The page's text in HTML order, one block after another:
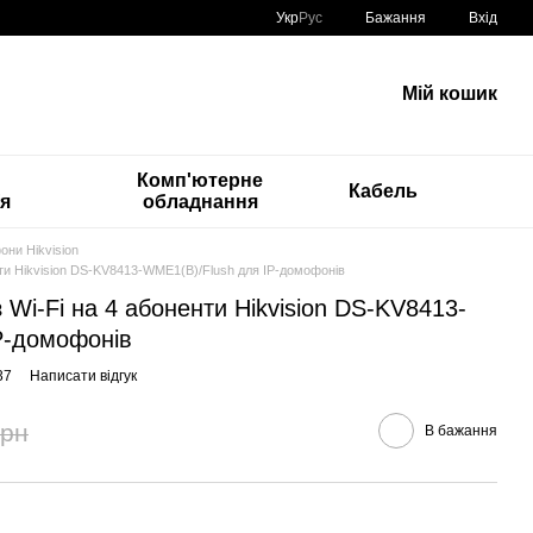
УкрРус Бажання Вхід
Мій кошик
Комп'ютерне
обладнання
Кабель
Hikvision
Hikvision DS-KV8413-WME1(B)/Flush для IP-домофонів
Fi на 4 абоненти Hikvision DS-KV8413-
домофонів
Написати відгук
В бажання